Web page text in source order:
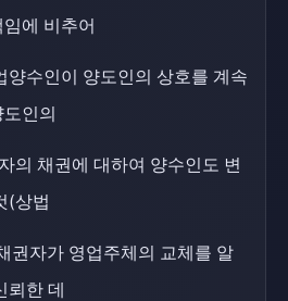
에 비추어
양수인이 양도인의 상호를 계속
인의
의 채권에 대하여 양수인도 변
(상법
권자가 영업주체의 교체를 알
뢰한 데